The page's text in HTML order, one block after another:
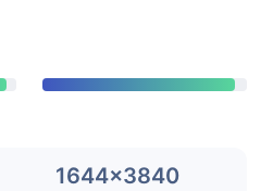
1644x3840